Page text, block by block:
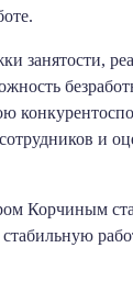
занятости,
и
Корчиным